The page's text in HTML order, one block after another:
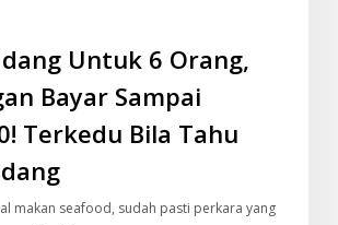
Untuk 6 Orang,
Bayar Sampai
Terkedu Bila Tahu
makan seafood, sudah pasti perkara yang